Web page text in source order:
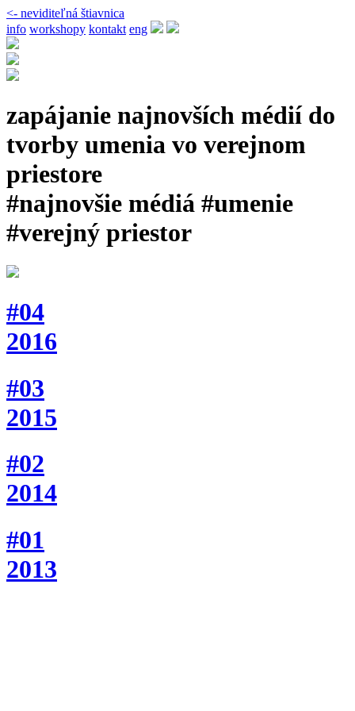
<- neviditeľná štiavnica
info workshopy kontakt eng
zapájanie najnovších médií do
tvorby umenia vo verejnom
priestore
#najnovšie médiá #umenie
#verejný priestor
#04
2016
#03
2015
#02
2014
#01
2013